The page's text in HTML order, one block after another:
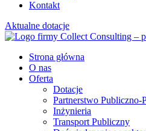
Kontakt
Aktualne dotacje
Strona główna
O nas
Oferta
Dotacje
Partnerstwo Publiczno-
Inżynieria
Transport Publiczny